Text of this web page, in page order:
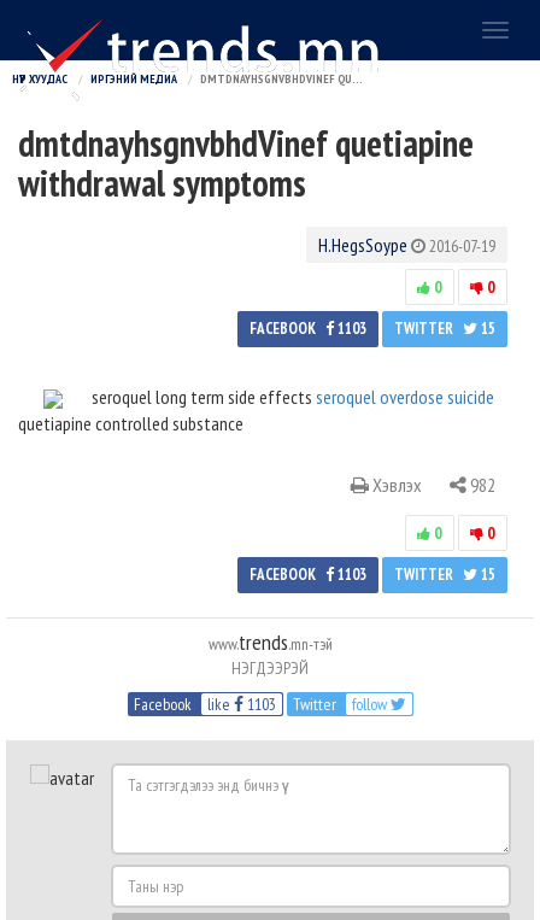
НҮҮР ХУУДАС ИРГЭНИЙ МЕДИА DMTDNAYHSGNVBHDVINEF QUETIAPINE WITHDRAWAL SYMPTOMS
dmtdnayhsgnvbhdVinef quetiapine
withdrawal symptoms
H.HegsSoype
2016-07-19
0
0
FACEBOOK 1103 TWITTER 15
seroquel long term side effects seroquel overdose suicide
quetiapine controlled substance
Хэвлэх 982
0 0
FACEBOOK 1103 TWITTER 15
www.trends.mn-тэй
НЭГДЭЭРЭЙ
Facebook
like 1103 Twitter follow
Та
бичнэ
Таны
нэр